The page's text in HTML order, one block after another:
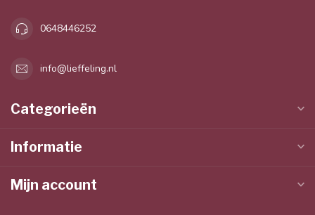
0648446252
info@lieffeling.nl
Categorieën
Informatie
Mijn account